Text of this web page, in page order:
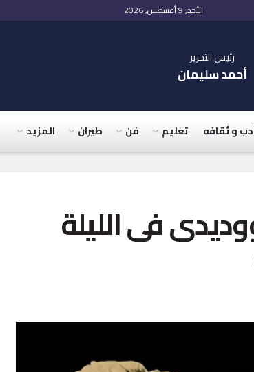
الأحد, 9 أغسطس, 2026
رئيس التحرير
أحمد سليمان
و ثقافه تعليم فن طيران المزيد
فى الليلة